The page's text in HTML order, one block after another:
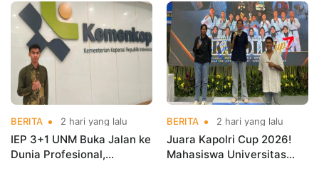
BERITA 2 hari yang lalu
IEP 3+1 UNM Buka Jalan ke
Dunia Profesional,
BERITA 2 hari yang lalu
Juara Kapolri Cup 2026!
Mahasiswa Universitas